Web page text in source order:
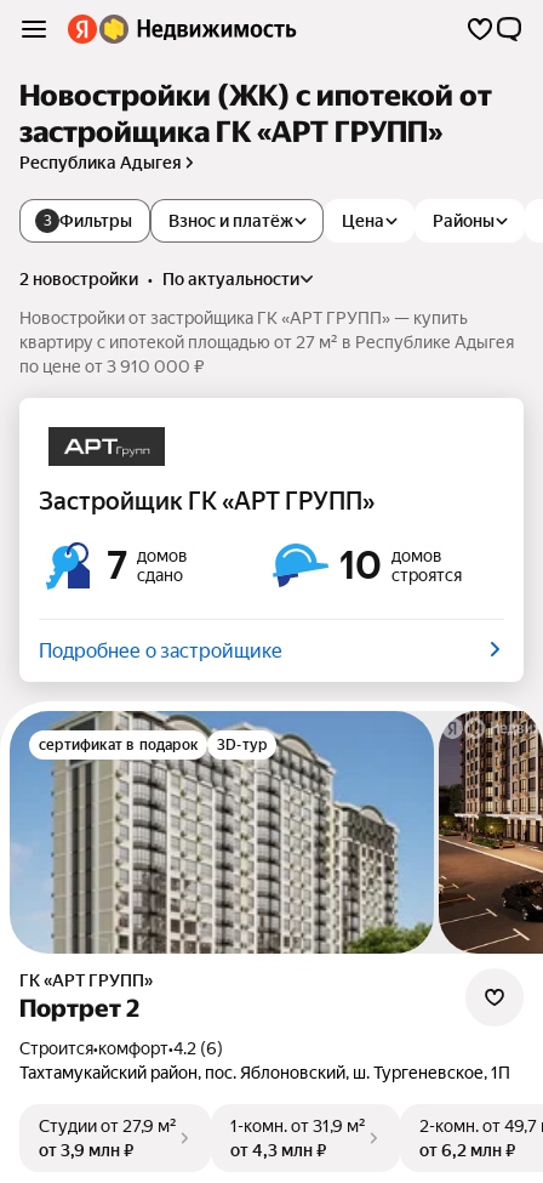
Новостройки (ЖК) с ипотекой от
застройщика ГК «АРТ ГРУПП»
Республика Адыгея
3 Фильтры Цена
Взнос и платёж Районы
2 новостройки •
по актуальности
Новостройки от застройщика ГК «АРТ ГРУПП» — купить
квартиру с ипотекой площадью от 27 м² в Республике Адыгея
по цене от 3 910 000 ₽
Застройщик ГК «АРТ ГРУПП»
7 домов
сдано
10
домов
строятся
Подробнее о застройщике
сертификат в подарок 3D-тур
ГК «АРТ ГРУПП»
Портрет 2
Строится•комфорт•4.2 (6)
Тахтамукайский район, пос. Яблоновский, ш. Тургеневское, 1П
Студииот 27,9 м²
от 3,9 млн ₽
1-комн.от 31,9 м²
от 4,3 млн ₽
2-комн.от 49,7
от 6,2 млн ₽